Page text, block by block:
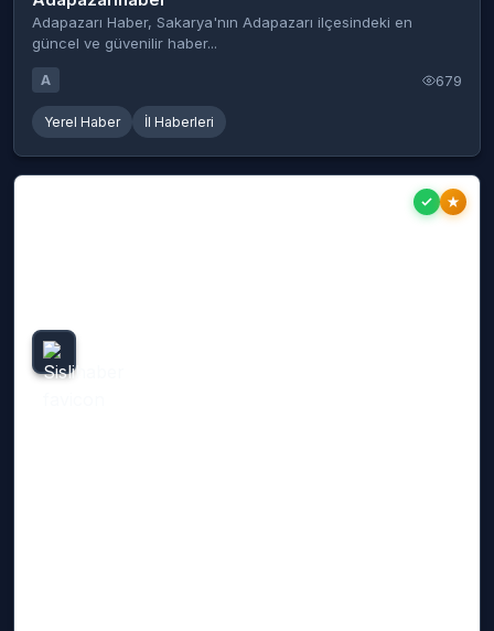
Adapazarı Haber, Sakarya'nın Adapazarı ilçesindeki en
güncel ve güvenilir haber...
A 679
Yerel Haber İl Haberleri